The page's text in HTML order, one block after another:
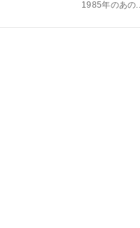
1985年のあの...